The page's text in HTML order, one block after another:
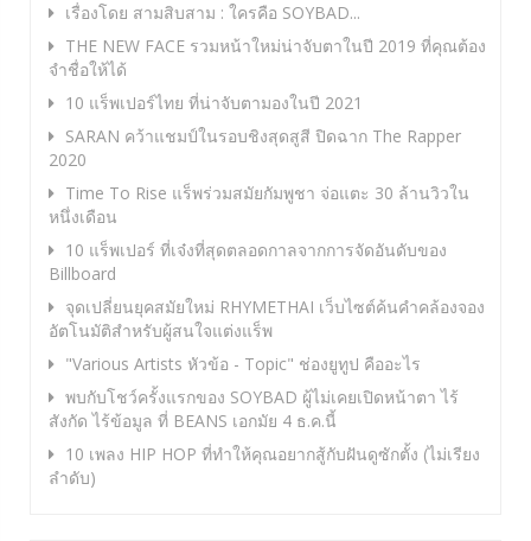
เรื่องโดย สามสิบสาม : ใครคือ SOYBAD...
THE NEW FACE รวมหน้าใหม่น่าจับตาในปี 2019 ที่คุณต้อง
จำชื่อให้ได้
10 แร็พเปอร์ไทย ที่น่าจับตามองในปี 2021
SARAN คว้าแชมป์ในรอบชิงสุดสูสี ปิดฉาก The Rapper
2020
Time To Rise แร็พร่วมสมัยกัมพูชา จ่อแตะ 30 ล้านวิวใน
หนึ่งเดือน
10 แร็พเปอร์ ที่เจ๋งที่สุดตลอดกาลจากการจัดอันดับของ
Billboard
จุดเปลี่ยนยุคสมัยใหม่ RHYMETHAI เว็บไซต์ค้นคำคล้องจอง
อัตโนมัติสำหรับผู้สนใจแต่งแร็พ
"Various Artists หัวข้อ - Topic" ช่องยูทูป คืออะไร
พบกับโชว์ครั้งแรกของ SOYBAD ผู้ไม่เคยเปิดหน้าตา ไร้
สังกัด ไร้ข้อมูล ที่ BEANS เอกมัย 4 ธ.ค.นี้
10 เพลง HIP HOP ที่ทำให้คุณอยากสู้กับฝันดูซักตั้ง (ไม่เรียง
ลำดับ)